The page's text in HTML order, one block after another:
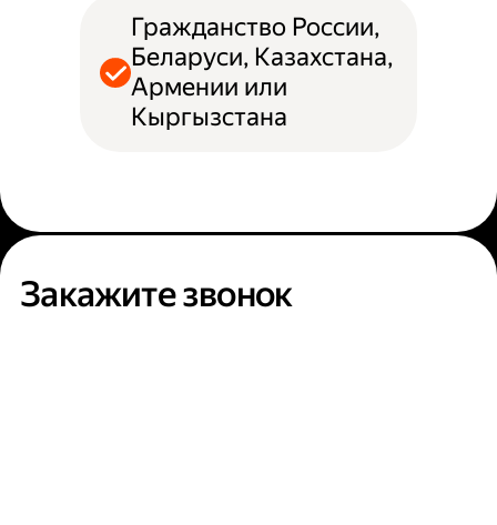
Гражданство России,
Беларуси, Казахстана,
Армении или
Кыргызстана
Закажите звонок